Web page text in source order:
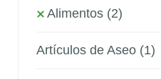
Alimentos (2)
Artículos de Aseo (1)